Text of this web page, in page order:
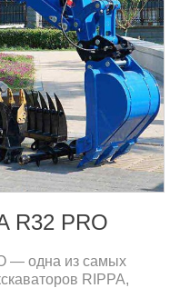
R32 PRO
— одна из самых
RIPPA,